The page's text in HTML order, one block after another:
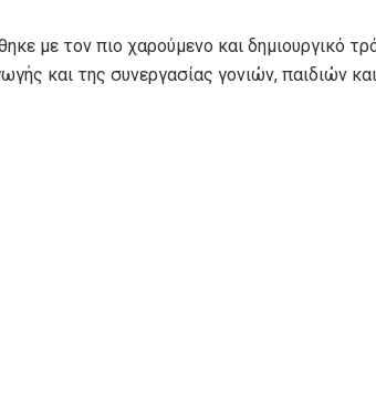
με τον πιο χαρούμενο και δημιουργικό
και της συνεργασίας γονιών, παιδιών